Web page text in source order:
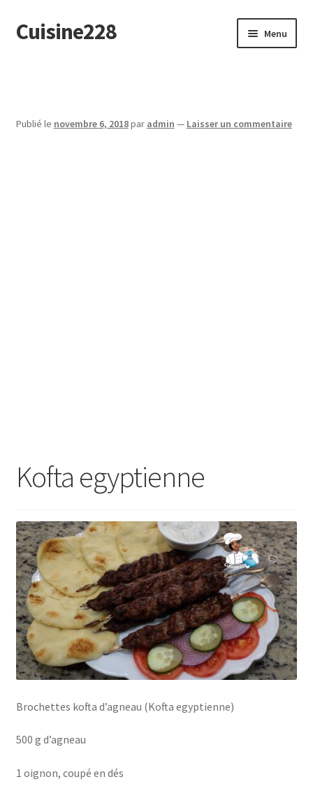
Aller
à
Aller
au
Cuisine228 Menu
Publié le novembre 6, 2018par admin — Laisser un commentaire
Kofta egyptienne
Brochettes kofta d’agneau (Kofta egyptienne)
500 g d’agneau
1 oignon, coupé en dés